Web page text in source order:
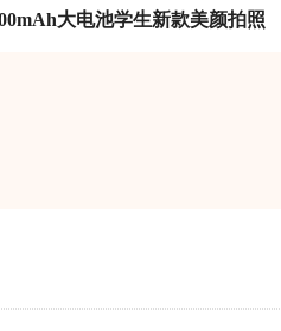
大电池学生新款美颜拍照